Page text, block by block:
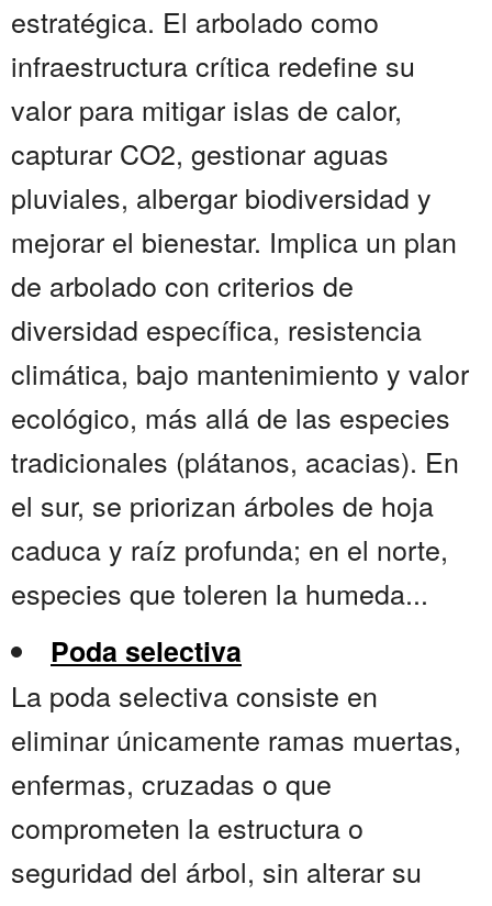
estratégica. El arbolado como
infraestructura crítica redefine su
valor para mitigar islas de calor,
capturar CO2, gestionar aguas
pluviales, albergar biodiversidad y
mejorar el bienestar. Implica un plan
de arbolado con criterios de
diversidad específica, resistencia
climática, bajo mantenimiento y valor
ecológico, más allá de las especies
tradicionales (plátanos, acacias). En
el sur, se priorizan árboles de hoja
caduca y raíz profunda; en el norte,
especies que toleren la humeda...
Poda selectiva
La poda selectiva consiste en
eliminar únicamente ramas muertas,
enfermas, cruzadas o que
comprometen la estructura o
seguridad del árbol, sin alterar su